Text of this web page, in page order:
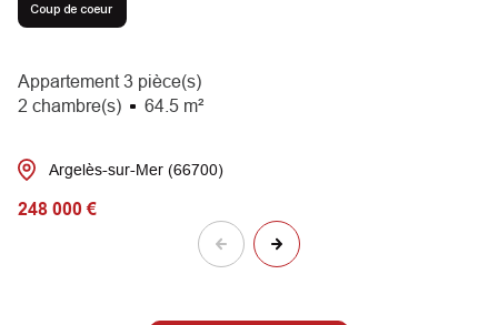
Coup de coeur
Appartement 3 pièce(s)
2 chambre(s)
64.5 m²
Argelès-sur-Mer (66700)
248 000 €